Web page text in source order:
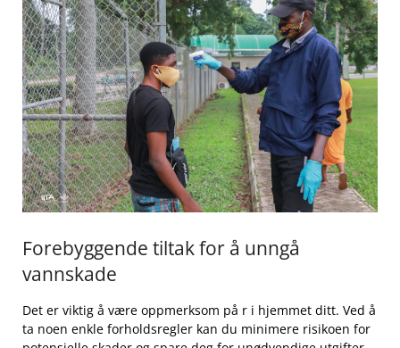
Forebyggende tiltak for å ​unngå
vannskade
Det er viktig å være oppmerksom på r⁣ i hjemmet ditt.​ Ved å
ta noen enkle forholdsregler kan du ⁢minimere risikoen⁢ for